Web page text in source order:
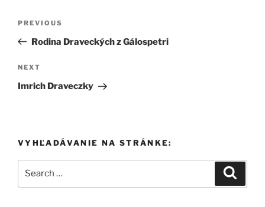
Previous
Post
PREVIOUS
Rodina Draveckých z Gálospetri
Next
Post
NEXT
Imrich Draveczky
VYHĽADÁVANIE NA STRÁNKE: